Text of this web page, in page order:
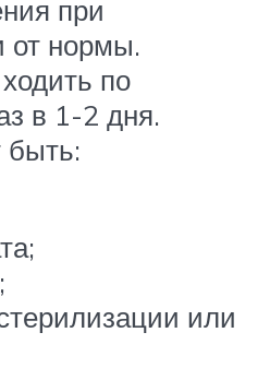
при
от нормы.
по
в 1-2 дня.
быть:
или